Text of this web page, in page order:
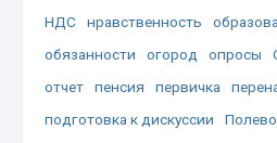
НДС
нравственность
обязанности
огород опросы
отчет
пенсия первичка
подготовка к дискуссии